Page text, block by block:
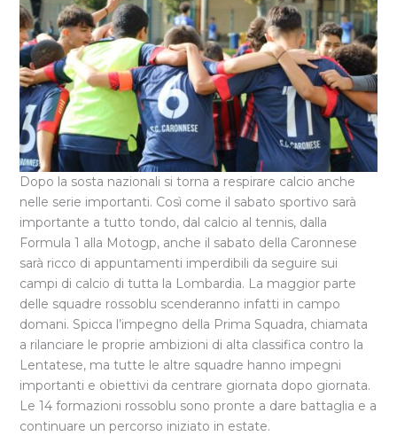
Dopo la sosta nazionali si torna a respirare calcio anche
nelle serie importanti. Così come il sabato sportivo sarà
importante a tutto tondo, dal calcio al tennis, dalla
Formula 1 alla Motogp, anche il sabato della Caronnese
sarà ricco di appuntamenti imperdibili da seguire sui
campi di calcio di tutta la Lombardia. La maggior parte
delle squadre rossoblu scenderanno infatti in campo
domani. Spicca l’impegno della Prima Squadra, chiamata
a rilanciare le proprie ambizioni di alta classifica contro la
Lentatese, ma tutte le altre squadre hanno impegni
importanti e obiettivi da centrare giornata dopo giornata.
Le 14 formazioni rossoblu sono pronte a dare battaglia e a
continuare un percorso iniziato in estate.